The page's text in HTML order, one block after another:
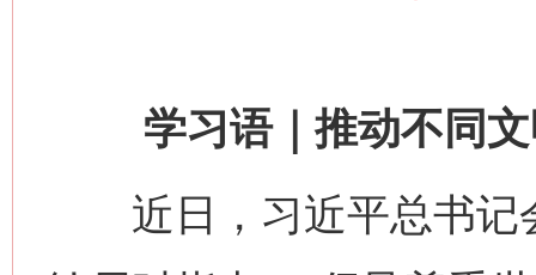
学习语｜推动不同文
近日，习近平总书记